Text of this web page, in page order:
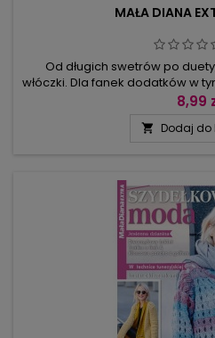
MAŁA DIANA
Od długich swetrów po
włóczki. Dla fanek dodatków w
mamy czapki, chusty i
kangurką i sznurowaniem,
8,99
 Dodaj do